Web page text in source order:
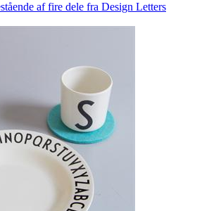
af fire dele fra Design Letters